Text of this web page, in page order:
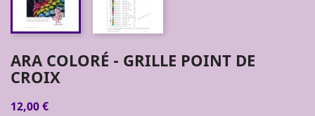
ARA COLORÉ - GRILLE POINT DE
CROIX
12,00 €